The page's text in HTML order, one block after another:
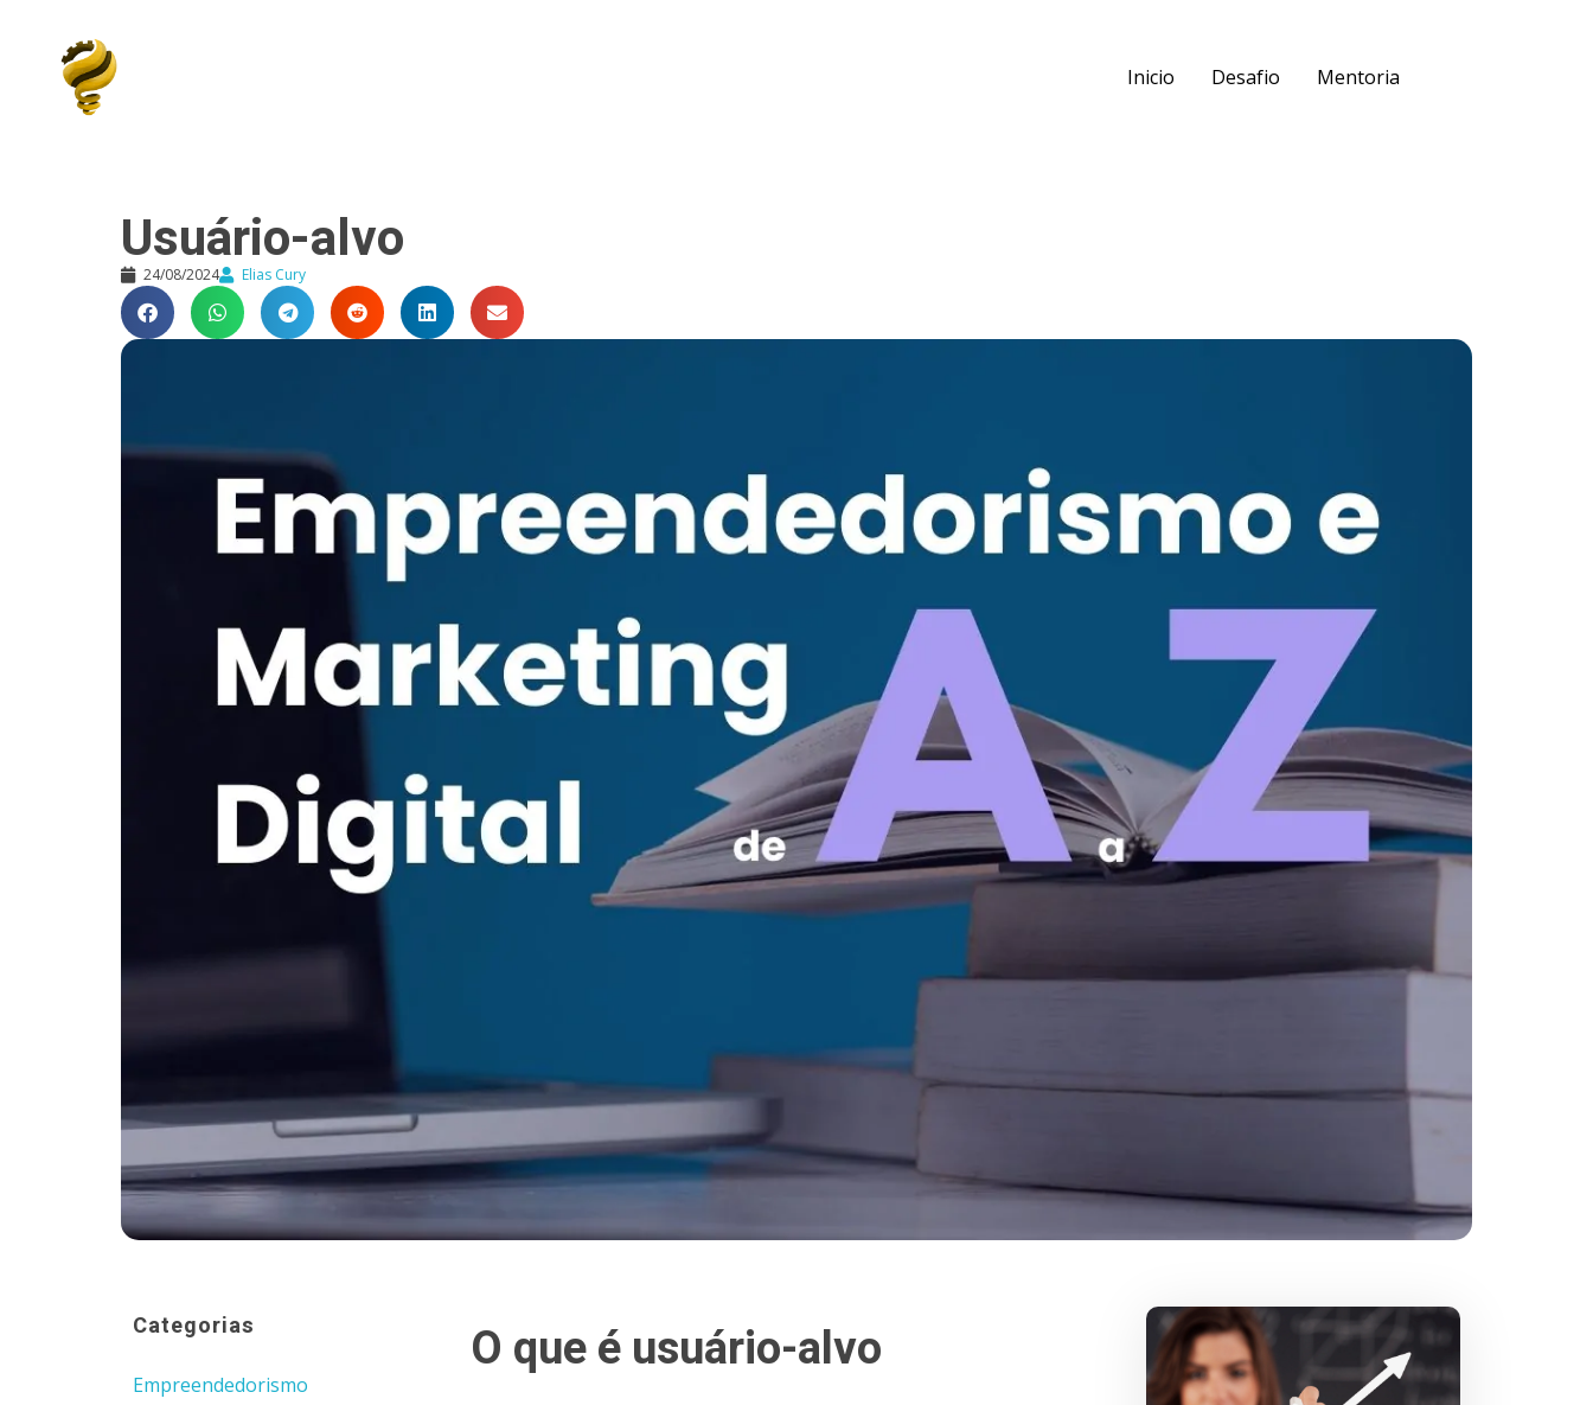
Inicio Desafio Mentoria
Usuário-alvo
24/08/2024 Elias Cury
Categorias
Empreendedorismo
O que é usuário-alvo